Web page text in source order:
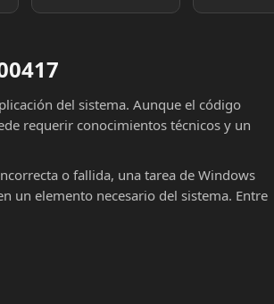
del sistema. Aunque el código
requerir conocimientos técnicos y un
o fallida, una tarea de Windows
un elemento necesario del sistema. Entre